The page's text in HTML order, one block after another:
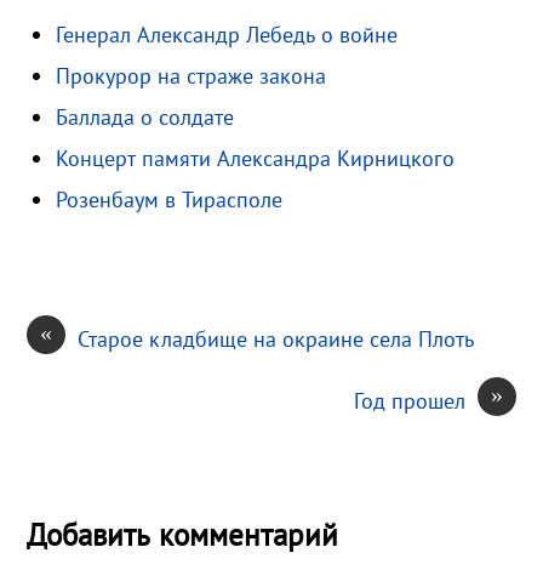
m
a
s
s
n
R
u
п
р
а
в
Генерал Александр Лебедь о войне
Прокурор на страже закона
Баллада о солдате
Концерт памяти Александра Кирницкого
Розенбаум в Тирасполе
« Старое кладбище на окраине села Плоть
»
Год прошел
Добавить комментарий